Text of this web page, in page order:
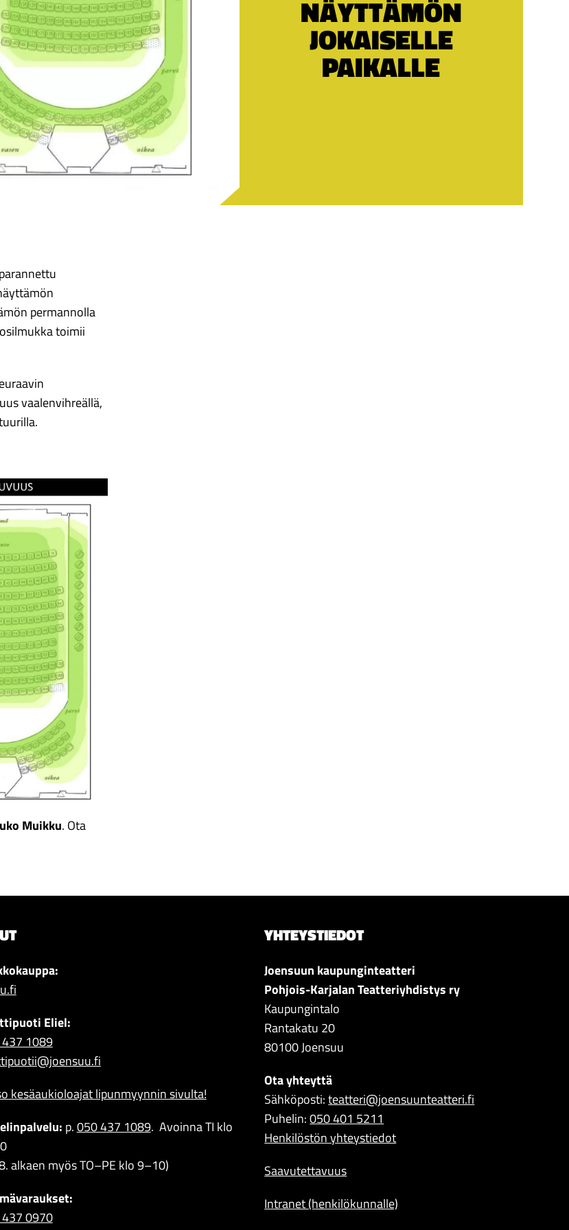
NÄYTTÄMÖN
JOKAISELLE
PAIKALLE
permannolla
toimii
vaalenvihreällä,
Muikku. Ota
Eliel:
1089
kesäaukioloajat lipunmyynnin sivulta!
p.050 437 1089. Avoinna TI klo
alkaen myös TO–PE klo 9–10)
0970
YHTEYSTIEDOT
Joensuun kaupunginteatteri
Pohjois-Karjalan Teatteriyhdistys ry
Kaupungintalo
Rantakatu 20
80100 Joensuu
Ota yhteyttä
Sähköposti:teatteri@joensuunteatteri.fi
Puhelin:050 401 5211
Henkilöstön yhteystiedot
Saavutettavuus
Intranet (henkilökunnalle)